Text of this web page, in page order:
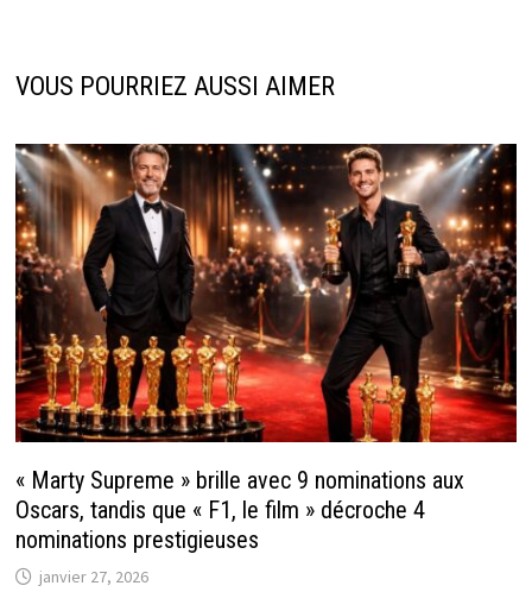
VOUS POURRIEZ AUSSI AIMER
« Marty Supreme » brille avec 9 nominations aux
Oscars, tandis que « F1, le film » décroche 4
nominations prestigieuses
janvier 27, 2026